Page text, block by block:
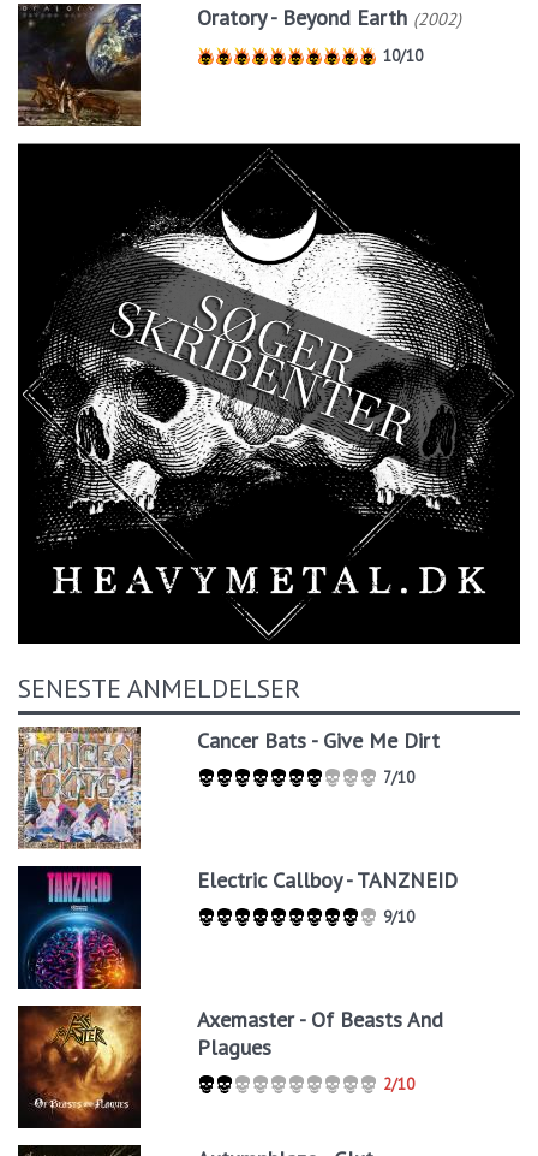
Oratory - Beyond Earth (2002)
10/10
SENESTE ANMELDELSER
Cancer Bats - Give Me Dirt
7/10
Electric Callboy - TANZNEID
9/10
Axemaster - Of Beasts And
Plagues
2/10